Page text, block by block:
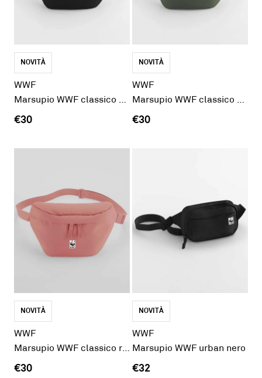
NOVITÀ
WWF
Marsupio WWF classico nero
€30
NOVITÀ
WWF
Marsupio WWF classico verde
€30
NOVITÀ
WWF
Marsupio WWF classico rosa
€30
NOVITÀ
WWF
Marsupio WWF urban nero
€32